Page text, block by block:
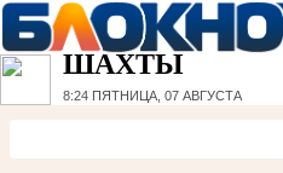
ШАХТЫ
8:24 ПЯТНИЦА, 07 АВГУСТА